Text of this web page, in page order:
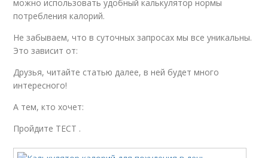
можно использовать удобный калькулятор нормы
потребления калорий.
Не забываем, что в суточных запросах мы все уникальны.
Это зависит от:
Друзья, читайте статью далее, в ней будет много
интересного!
А тем, кто хочет:
Пройдите ТЕСТ .